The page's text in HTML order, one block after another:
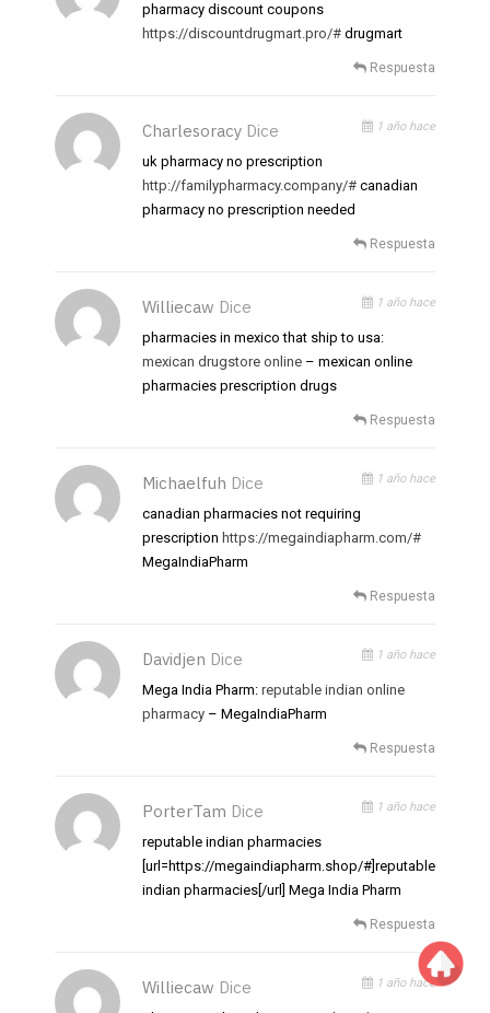
pharmacy discount coupons
https://discountdrugmart.pro/# drugmart
Respuesta
Charlesoracy Dice 1 año hace
uk pharmacy no prescription
http://familypharmacy.company/# canadian
pharmacy no prescription needed
Respuesta
Williecaw Dice 1 año hace
pharmacies in mexico that ship to usa:
mexican drugstore online – mexican online
pharmacies prescription drugs
Respuesta
Michaelfuh Dice 1 año hace
canadian pharmacies not requiring
prescription https://megaindiapharm.com/#
MegaIndiaPharm
Respuesta
Davidjen Dice 1 año hace
Mega India Pharm: reputable indian online
pharmacy – MegaIndiaPharm
Respuesta
PorterTam Dice 1 año hace
reputable indian pharmacies
[url=https://megaindiapharm.shop/#]reputable
indian pharmacies[/url] Mega India Pharm
Respuesta
Williecaw Dice 1 año hace